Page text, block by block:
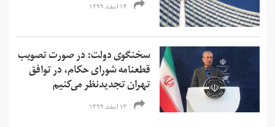
۱۴ اسفند ۱۳۹۹
سخنگوی دولت: در صورت تصویب
قطعنامه شورای حکام، در توافق
تهران تجدیدنظر می‌کنیم
۱۲ اسفند ۱۳۹۹